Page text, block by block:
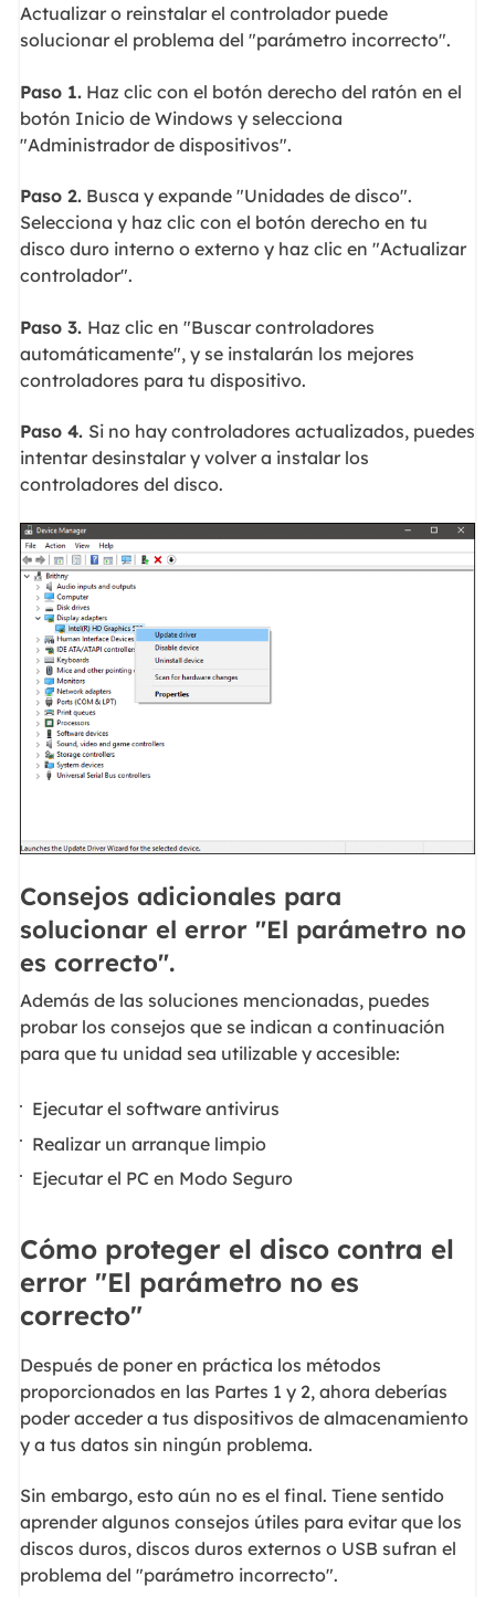
Actualizar o reinstalar el controlador puede
solucionar el problema del "parámetro incorrecto".
Paso 1.Haz clic con el botón derecho del ratón en el
botón Inicio de Windows y selecciona
"Administrador de dispositivos".
Paso 2.Busca y expande "Unidades de disco".
Selecciona y haz clic con el botón derecho en tu
disco duro interno o externo y haz clic en "Actualizar
controlador".
Paso 3. Haz clic en "Buscar controladores
automáticamente", y se instalarán los mejores
controladores para tu dispositivo.
Paso 4. Si no hay controladores actualizados, puedes
intentar desinstalar y volver a instalar los
controladores del disco.
Consejos adicionales para
solucionar el error "El parámetro no
es correcto".
Además de las soluciones mencionadas, puedes
probar los consejos que se indican a continuación
para que tu unidad sea utilizable y accesible:
Ejecutar el software antivirus
Realizar un arranque limpio
Ejecutar el PC en Modo Seguro
Cómo proteger el disco contra el
error "El parámetro no es
correcto"
Después de poner en práctica los métodos
proporcionados en las Partes 1 y 2, ahora deberías
poder acceder a tus dispositivos de almacenamiento
y a tus datos sin ningún problema.
Sin embargo, esto aún no es el final. Tiene sentido
aprender algunos consejos útiles para evitar que los
discos duros, discos duros externos o USB sufran el
problema del "parámetro incorrecto".